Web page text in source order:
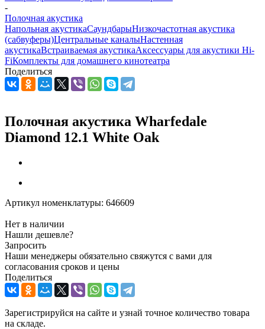
-
Полочная акустика
Напольная акустикаСаундбарыНизкочастотная акустика
(сабвуферы)Центральные каналыНастенная
акустикаВстраиваемая акустикаАксессуары для акустики Hi-
FiКомплекты для домашнего кинотеатра
Поделиться
Полочная акустика Wharfedale
Diamond 12.1 White Oak
Артикул номенклатуры: 646609
Нет в наличии
Нашли дешевле?
Запросить
Наши менеджеры обязательно свяжутся с вами для
согласования сроков и цены
Поделиться
Зарегистрируйся на сайте и узнай точное количество товара
на складе.